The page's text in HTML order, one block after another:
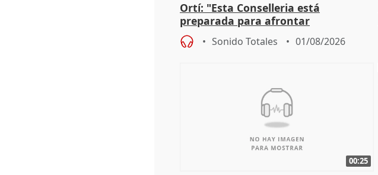
Ortí: "Esta Conselleria está
preparada para afrontar
absolutamente todos los escenarios"
Sonido Totales 01/08/2026
00:25